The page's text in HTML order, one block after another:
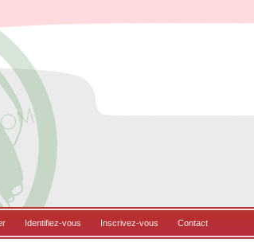
Identifiez-vous Inscrivez-vous Contact